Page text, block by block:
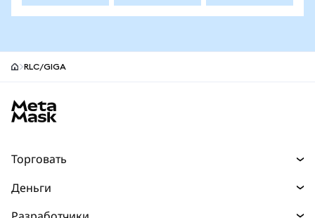
RLC/GIGA
Торговать
Деньги